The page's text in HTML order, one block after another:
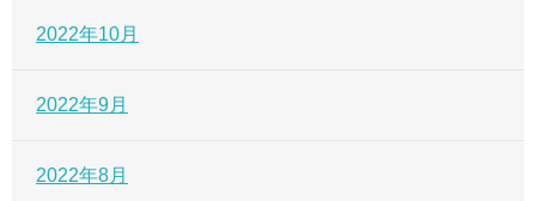
2022年10月
2022年9月
2022年8月